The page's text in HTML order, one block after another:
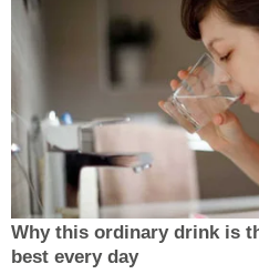
Why this ordinary drink is
best every day